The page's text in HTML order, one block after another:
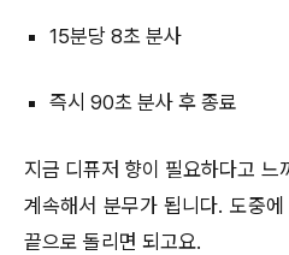
15분당 8초 분사
즉시 90초 분사 후 종료
지금 디퓨저 향이 필요하다고 느
계속해서 분무가 됩니다. 도중
끝으로 돌리면 되고요.